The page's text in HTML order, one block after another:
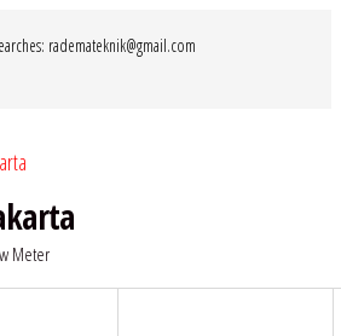
rademateknik@gmail.com
Meter